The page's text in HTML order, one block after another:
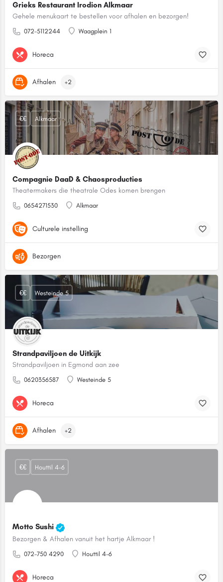
Grieks Restaurant Irodion Alkmaar
Gehele menukaart te bestellen voor afhalen en bezorgen!
072-5112244 Waagplein 1
Horeca
Afhalen +2
Compagnie DaaD & Chaosproducties
Theatermakers die theatrale Odes komen brengen
0654271530 Alkmaar
€€ Alkmaar
Culturele instelling
Bezorgen
Strandpaviljoen de Uitkijk
Strandpaviljoen in Egmond aan zee
0620356587 Westeinde 5
€€ Westeinde 5
Horeca
Afhalen +2
Motto Sushi
Bezorgen & Afhalen vanuit het hartje Alkmaar !
072-750 4290 Houttil 4-6
€€ Houttil 4-6
Horeca